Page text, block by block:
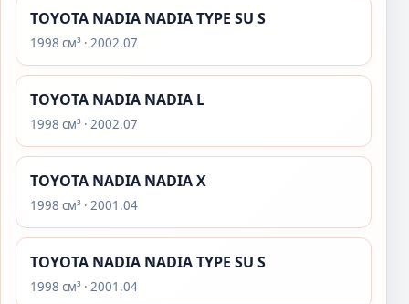
TOYOTA NADIA NADIA TYPE SU S
1998 см³ · 2002.07
TOYOTA NADIA NADIA L
1998 см³ · 2002.07
TOYOTA NADIA NADIA X
1998 см³ · 2001.04
TOYOTA NADIA NADIA TYPE SU S
1998 см³ · 2001.04